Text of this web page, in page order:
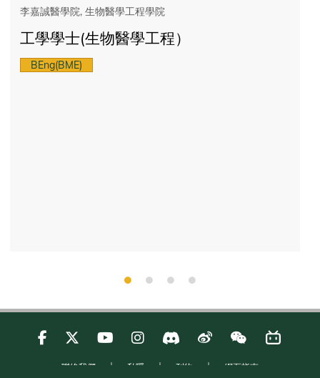
李嘉誠醫學院, 生物醫學工程學院
工學學士(生物醫學工程）
BEng(BME)
聯絡我們 私隱 刊物
網頁指南